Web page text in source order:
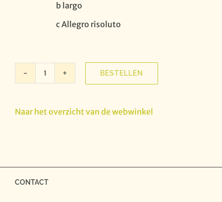
b largo
c Allegro risoluto
Muizel
-
BESTELLEN
Naar het overzicht van de webwinkel
CONTACT